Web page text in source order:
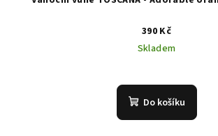
390 Kč
Skladem
Do košíku